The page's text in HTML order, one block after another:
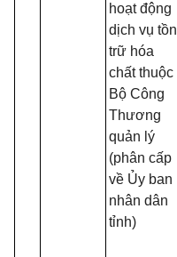
hoạt động
dịch vụ tồn
trữ hóa
chất thuộc
Bộ Công
Thương
quản lý
(phân cấp
về Ủy ban
nhân dân
tỉnh)